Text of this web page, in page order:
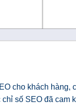
cho khách hàng,
số SEO đã cam